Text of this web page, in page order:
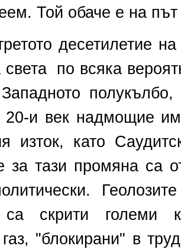
Той обаче е на
десетилетие на
по всяка
20-и век надмощие
изток, като
за тази промяна са
скрити големи
"блокирани" в